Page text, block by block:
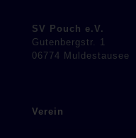
SV Pouch e.V.
Gutenbergstr. 1
06774 Muldestausee
Verein